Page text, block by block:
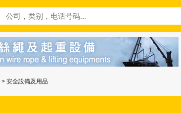
> 安全設備及用品